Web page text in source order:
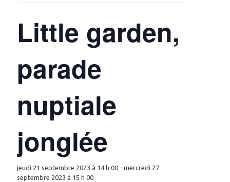
Little garden,
parade
nuptiale
jonglée
jeudi 21 septembre 2023 à 14 h 00 - mercredi 27
septembre 2023 à 15 h 00